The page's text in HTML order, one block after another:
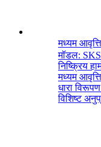
मध्यम
मॉडल:
निष्क्रिय
मध्यम
धारा
विशिष्ट